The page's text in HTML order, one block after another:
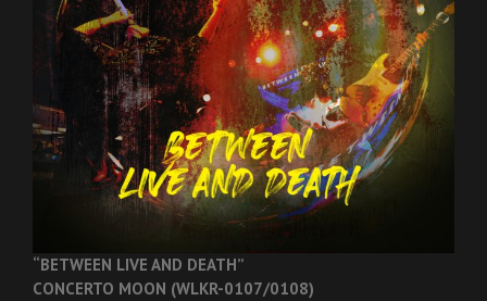
“BETWEEN LIVE AND DEATH”
CONCERTO MOON (WLKR-0107/0108)